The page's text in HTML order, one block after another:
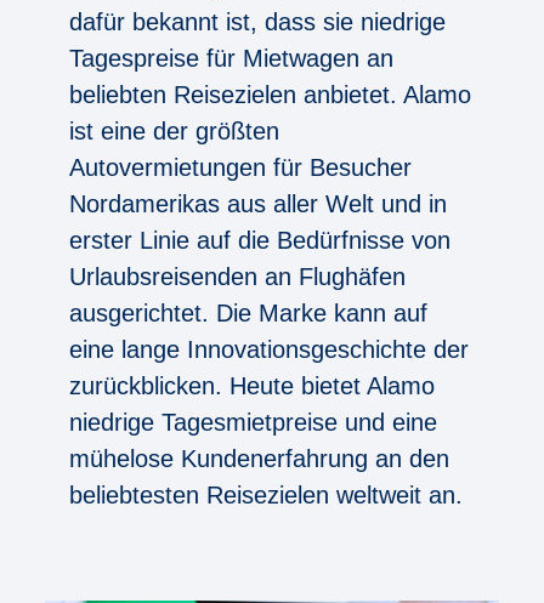
dafür bekannt ist, dass sie niedrige
Tagespreise für Mietwagen an
beliebten Reisezielen anbietet. Alamo
ist eine der größten
Autovermietungen für Besucher
Nordamerikas aus aller Welt und in
erster Linie auf die Bedürfnisse von
Urlaubsreisenden an Flughäfen
ausgerichtet. Die Marke kann auf
eine lange Innovationsgeschichte der
zurückblicken. Heute bietet Alamo
niedrige Tagesmietpreise und eine
mühelose Kundenerfahrung an den
beliebtesten Reisezielen weltweit an.